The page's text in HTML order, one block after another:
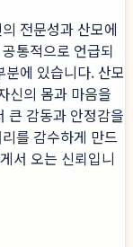
전문성과 산모에
통적으로 언급되
에 있습니다. 산모
신의 몸과 마음을
큰 감동과 안정감을
를 감수하게 만드
서 오는 신뢰입니